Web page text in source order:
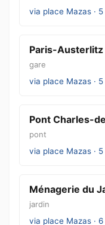
via place Mazas ·
Paris-Austerlitz
gare
via place Mazas ·
Pont Charles-
pont
via place Mazas ·
Ménagerie du
jardin
via place Mazas ·